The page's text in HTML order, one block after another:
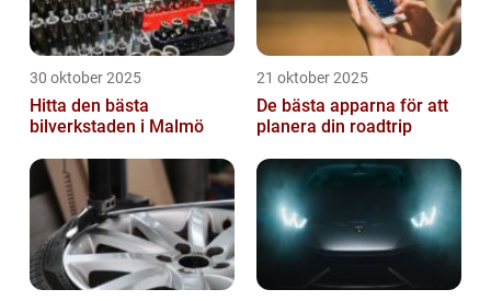
30 oktober 2025
Hitta den bästa
bilverkstaden i Malmö
21 oktober 2025
De bästa apparna för att
planera din roadtrip